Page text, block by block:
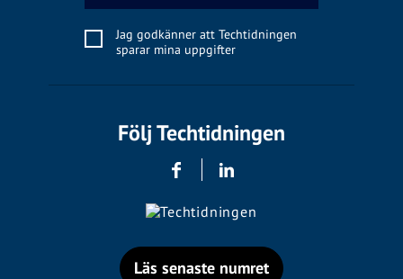
Jag godkänner att Techtidningen
sparar mina uppgifter
Följ Techtidningen
Läs senaste numret